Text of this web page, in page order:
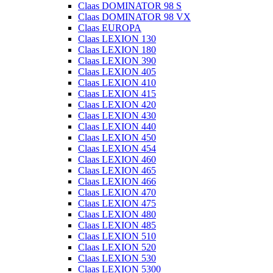
Claas DOMINATOR 98 S
Claas DOMINATOR 98 VX
Claas EUROPA
Claas LEXION 130
Claas LEXION 180
Claas LEXION 390
Claas LEXION 405
Claas LEXION 410
Claas LEXION 415
Claas LEXION 420
Claas LEXION 430
Claas LEXION 440
Claas LEXION 450
Claas LEXION 454
Claas LEXION 460
Claas LEXION 465
Claas LEXION 466
Claas LEXION 470
Claas LEXION 475
Claas LEXION 480
Claas LEXION 485
Claas LEXION 510
Claas LEXION 520
Claas LEXION 530
Claas LEXION 5300